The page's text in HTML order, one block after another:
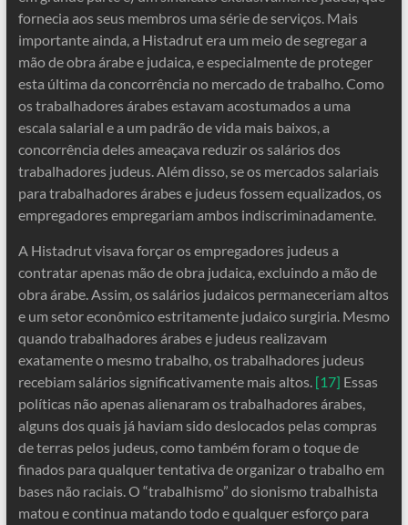
fornecia aos seus membros uma série de serviços. Mais
importante ainda, a Histadrut era um meio de segregar a
mão de obra árabe e judaica, e especialmente de proteger
esta última da concorrência no mercado de trabalho. Como
os trabalhadores árabes estavam acostumados a uma
escala salarial e a um padrão de vida mais baixos, a
concorrência deles ameaçava reduzir os salários dos
trabalhadores judeus. Além disso, se os mercados salariais
para trabalhadores árabes e judeus fossem equalizados, os
empregadores empregariam ambos indiscriminadamente.
A Histadrut visava forçar os empregadores judeus a
contratar apenas mão de obra judaica, excluindo a mão de
obra árabe. Assim, os salários judaicos permaneceriam altos
e um setor econômico estritamente judaico surgiria. Mesmo
quando trabalhadores árabes e judeus realizavam
exatamente o mesmo trabalho, os trabalhadores judeus
recebiam salários significativamente mais altos. [17] Essas
políticas não apenas alienaram os trabalhadores árabes,
alguns dos quais já haviam sido deslocados pelas compras
de terras pelos judeus, como também foram o toque de
finados para qualquer tentativa de organizar o trabalho em
bases não raciais. O “trabalhismo” do sionismo trabalhista
matou e continua matando todo e qualquer esforço para